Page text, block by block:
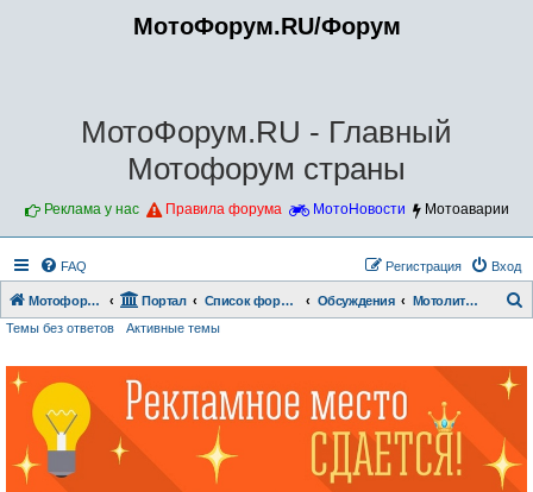
МотоФорум.RU/Форум
МотоФорум.RU - Главный
Мотофорум страны
Реклама у нас Правила форума МотоНовости Мотоаварии
FAQ Вход
Регистрация
Мотофорум.RU Портал Список форумов Обсуждения Мотолитература
Темы без ответов Активные темы